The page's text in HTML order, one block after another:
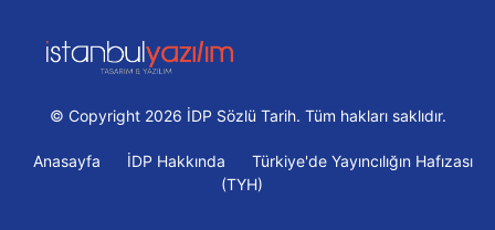
© Copyright 2026 İDP Sözlü Tarih. Tüm hakları saklıdır.
Anasayfa İDP Hakkında
Türkiye'de Yayıncılığın Hafızası
(TYH)